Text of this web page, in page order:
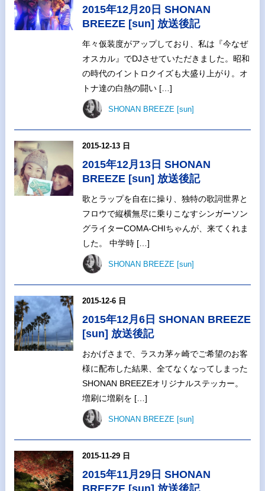
2015年12月20日 SHONAN
BREEZE [sun] 放送後記
年々仮装度がアップしており、私は『今なぜ
オスカル』でDJさせていただきました。昭和
の時代のイントロクイズも大盛り上がり。オ
トナ達の白熱の闘い […]
SHONAN BREEZE [sun]
2015-12-13 日
2015年12月13日 SHONAN
BREEZE [sun] 放送後記
歌とラップを自在に操り、独特の歌詞世界と
フロウで縦横無尽に乗りこなすシンガーソン
グライターCOMA-CHIちゃんが、来てくれま
した。 中学時 […]
SHONAN BREEZE [sun]
2015-12-6 日
2015年12月6日 SHONAN BREEZE
[sun] 放送後記
おかげさまで、ラスカ茅ヶ崎でご希望のお客
様に配布した結果、全てなくなってしまった
SHONAN BREEZEオリジナルステッカー。
増刷に増刷を […]
SHONAN BREEZE [sun]
2015-11-29 日
2015年11月29日 SHONAN